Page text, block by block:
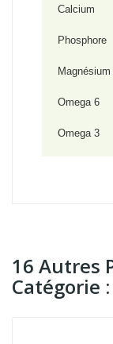
Calcium
Phosphore
Magnésium
Omega 6
Omega 3
16 Autres
Catégorie :